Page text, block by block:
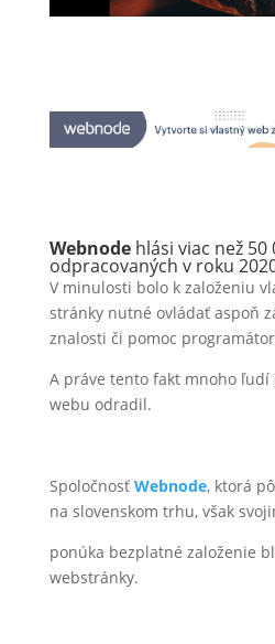
Webnodehlási viac než 50
odpracovaných v roku
V minulosti bolo k založeniu
stránky nutné ovládať aspoň
znalosti či pomoc
A práve tento fakt mnoho
webu odradil.
Spoločnosť Webnode, ktorá
na slovenskom trhu, však
ponúka bezplatné založenie
webstránky.